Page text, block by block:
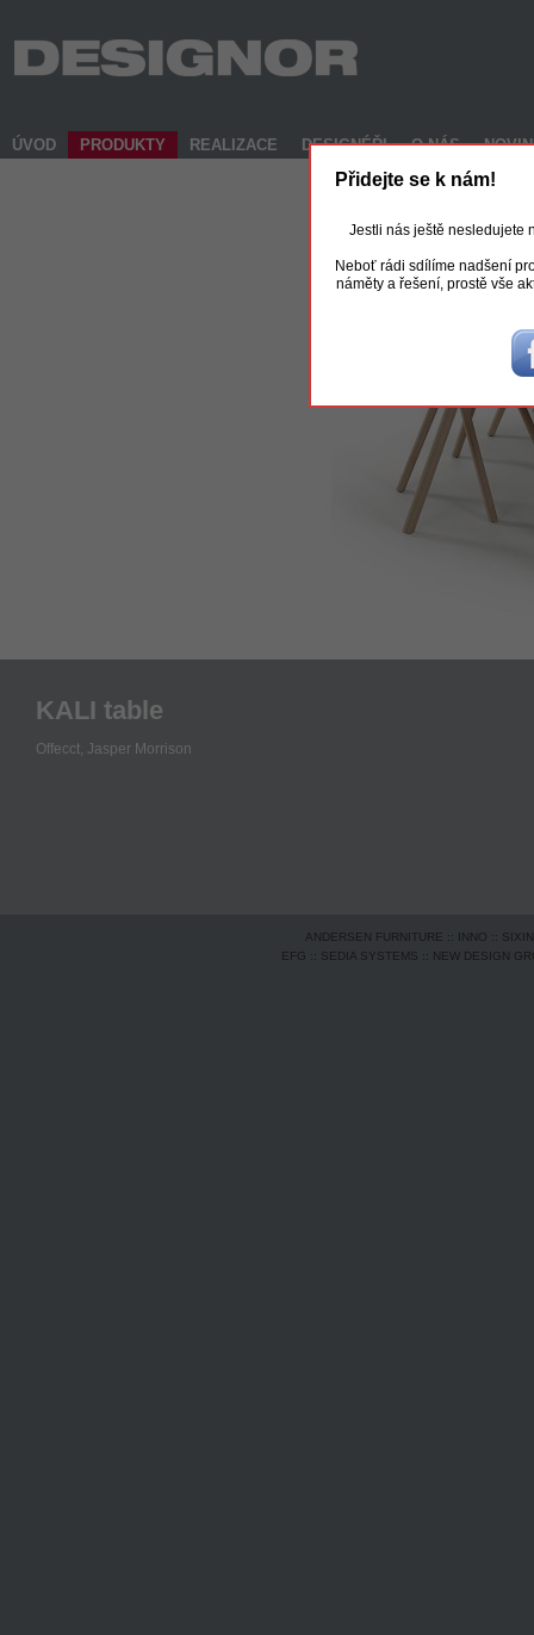
ÚVOD PRODUKTY REALIZACE DESIGNÉŘI O NÁS
KALI table
Offecct, Jasper Morrison
ANDERSEN FURNITURE :: INNO ::
EFG :: SEDIA SYSTEMS :: NEW DESIGN
Přidejte se k nám!
Jestli nás ještě nesledujete
Neboť rádi sdílíme nadšení
náměty a řešení, prostě vše